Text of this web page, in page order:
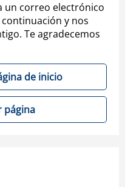
un correo electrónico
y nos
Te agradecemos
de inicio
página